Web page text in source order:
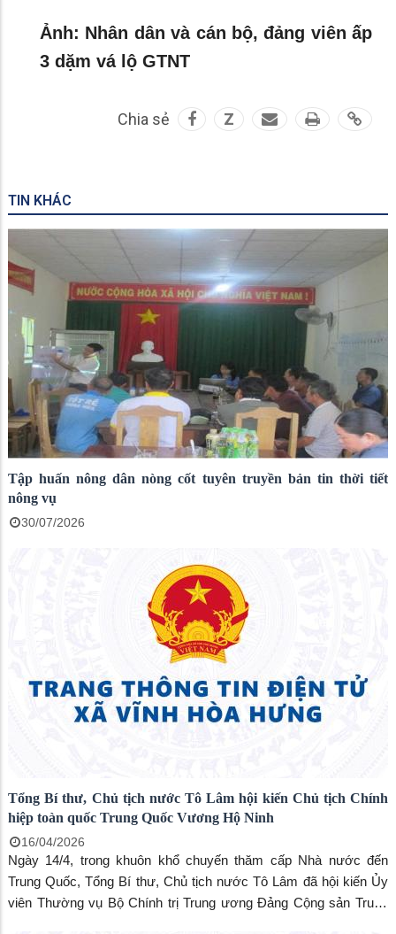
Ảnh: Nhân dân và cán bộ, đảng viên ấp
3 dặm vá lộ GTNT
Chia sẻ Z
TIN KHÁC
Tập huấn nông dân nòng cốt tuyên truyền bản tin thời tiết
nông vụ
30/07/2026
Tổng Bí thư, Chủ tịch nước Tô Lâm hội kiến Chủ tịch Chính
hiệp toàn quốc Trung Quốc Vương Hộ Ninh
16/04/2026
Ngày 14/4, trong khuôn khổ chuyến thăm cấp Nhà nước đến
Trung Quốc, Tổng Bí thư, Chủ tịch nước Tô Lâm đã hội kiến Ủy
viên Thường vụ Bộ Chính trị Trung ương Đảng Cộng sản Trung